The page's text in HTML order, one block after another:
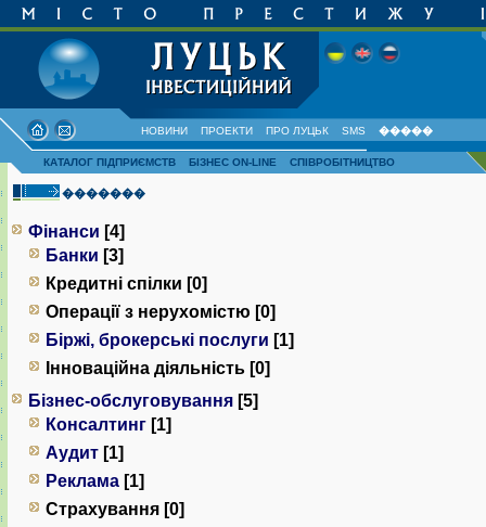
НОВИНИ ПРОЕКТИ ПРО ЛУЦЬК SMS �����
КАТАЛОГ ПІДПРИЄМСТВ БІЗНЕС ON-LINE СПІВРОБІТНИЦТВО
�������
Фінанси [4]
Банки [3]
Кредитні спілки [0]
Операції з нерухомістю [0]
Біржі, брокерські послуги [1]
Інноваційна діяльність [0]
Бізнес-обслуговування [5]
Консалтинг [1]
Аудит [1]
Реклама [1]
Страхування [0]